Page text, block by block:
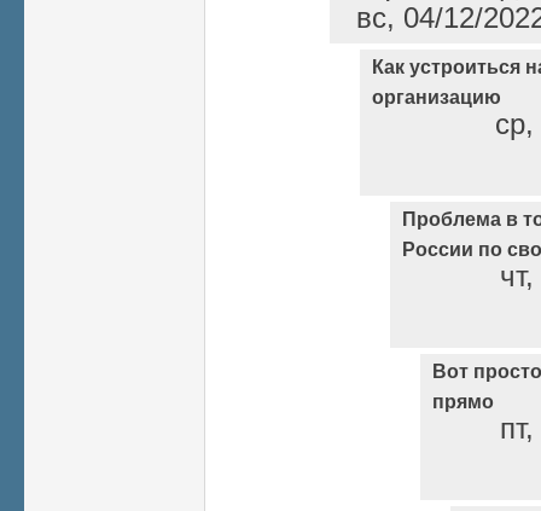
вс, 04/12/
Как устроиться
организацию
Проблема в
России по
Вот
прямо